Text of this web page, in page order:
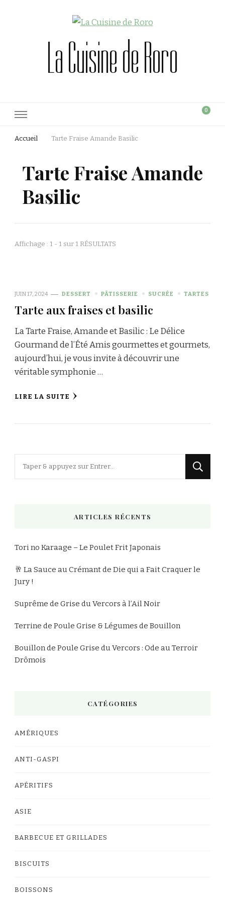
La Cuisine de Roro
0
Accueil Tarte Fraise Amande Basilic
Tarte Fraise Amande
Basilic
Affichage : 1 - 1 sur 1 RÉSULTATS
JUIN 17, 2024 DESSERT PÂTISSERIE SUCRÉE TARTES
Tarte aux fraises et basilic
La Tarte Fraise, Amande et Basilic : Le Délice
Gourmand de l’Été Amis gourmettes et gourmets,
aujourd’hui, je vous invite à découvrir une
véritable symphonie …
LIRE LA SUITE
ARTICLES RÉCENTS
Tori no Karaage – Le Poulet Frit Japonais
🥂 La Sauce au Crémant de Die qui a Fait Craquer le
Jury !
Suprême de Grise du Vercors à l’Ail Noir
Terrine de Poule Grise & Légumes de Bouillon
Bouillon de Poule Grise du Vercors : Ode au Terroir
Drômois
CATÉGORIES
AMÉRIQUES
ANTI-GASPI
APÉRITIFS
ASIE
BARBECUE ET GRILLADES
BISCUITS
BOISSONS